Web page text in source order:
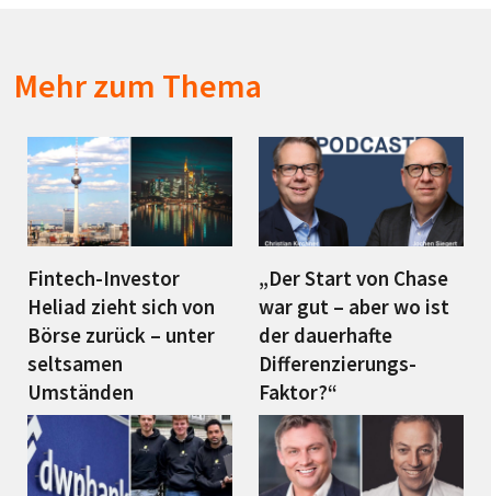
Mehr zum Thema
Fintech-Investor
Heliad zieht sich von
Börse zurück – unter
seltsamen
Umständen
„Der Start von Chase
war gut – aber wo ist
der dauerhafte
Differenzierungs-
Faktor?“